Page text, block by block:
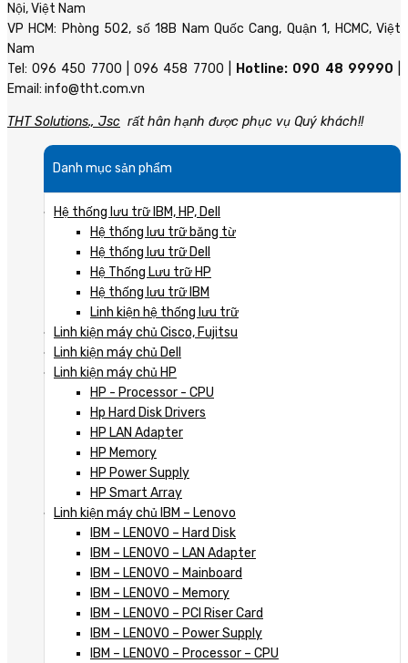
Nội, Việt Nam
VP HCM: Phòng 502, số 18B Nam Quốc Cang, Quận 1, HCMC, Việt
Nam
Tel: 096 450 7700 | 096 458 7700 | Hotline: 090 48 99990
Email: info@tht.com.vn
THT Solutions., Jsc rất hân hạnh được phục vụ Quý khách!!
Danh mục sản phẩm
Hệ thống lưu trữ IBM, HP, Dell
Hệ thống lưu trữ băng từ
Hệ thống lưu trữ Dell
Hệ Thống Lưu trữ HP
Hệ thống lưu trữ IBM
Linh kiện hệ thống lưu trữ
Linh kiện máy chủ Cisco, Fujitsu
Linh kiện máy chủ Dell
Linh kiện máy chủ HP
HP - Processor - CPU
Hp Hard Disk Drivers
HP LAN Adapter
HP Memory
HP Power Supply
HP Smart Array
Linh kiện máy chủ IBM – Lenovo
IBM – LENOVO – Hard Disk
IBM – LENOVO – LAN Adapter
IBM – LENOVO – Mainboard
IBM – LENOVO – Memory
IBM – LENOVO – PCI Riser Card
IBM – LENOVO – Power Supply
IBM – LENOVO – Processor – CPU